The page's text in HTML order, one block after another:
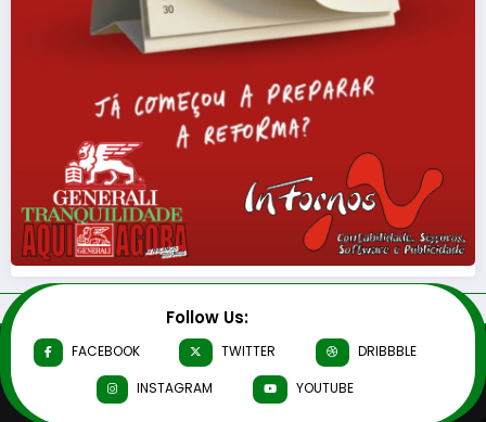
Follow Us:
FACEBOOK TWITTER
DRIBBBLE
INSTAGRAM
YOUTUBE